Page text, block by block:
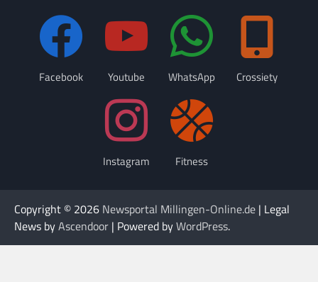
Facebook Youtube WhatsApp Crossiety
Instagram Fitness
Copyright © 2026 Newsportal Millingen-Online.de | Legal
News byAscendoor | Powered byWordPress.